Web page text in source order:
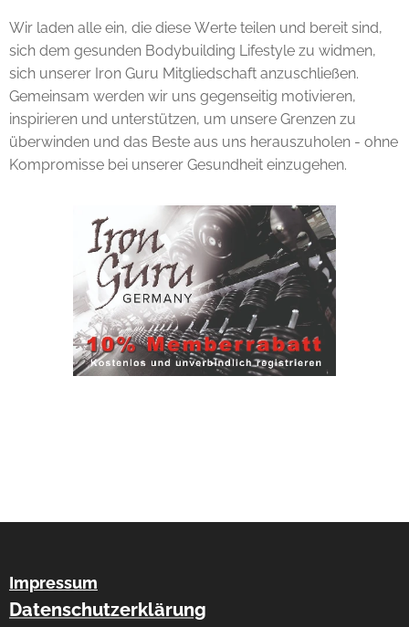
Wir laden alle ein, die diese Werte teilen und bereit sind,
sich dem gesunden Bodybuilding Lifestyle zu widmen,
sich unserer Iron Guru Mitgliedschaft anzuschließen.
Gemeinsam werden wir uns gegenseitig motivieren,
inspirieren und unterstützen, um unsere Grenzen zu
überwinden und das Beste aus uns herauszuholen - ohne
Kompromisse bei unserer Gesundheit einzugehen.
Impressum
Datenschutzerklärung